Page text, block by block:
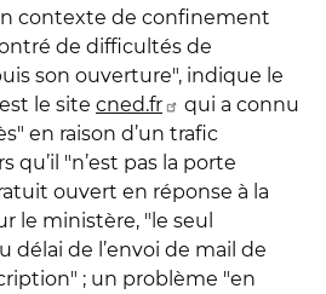
contexte de confinement
de difficultés de
son ouverture", indique le
le site cned.fr
qui a connu
en raison d’un trafic
qu’il "n’est pas la porte
ouvert en réponse à la
le ministère, "le seul
de l’envoi de mail de
; un problème "en